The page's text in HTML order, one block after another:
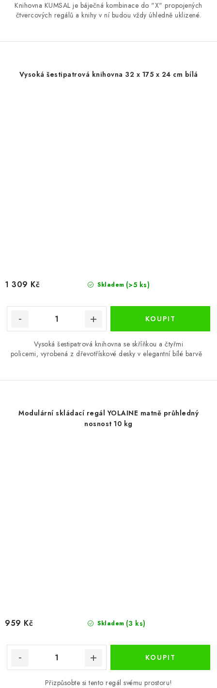
Knihovna KUMSAL je báječná kombinace do "X" propojených
čtvercových regálů a knihy v ní budou vždy úhledně uklizené.
Vysoká šestipatrová knihovna 32 x 175 x 24 cm bílá
Skladem (>5 ks)
1 309 Kč
Vysoká šestipatrová knihovna se skříňkou a čtyřmi
policemi, vyrobená z dřevotřískové desky v elegantní bílé barvě
Modulární skládací regál YOLAINE matně průhledný
nosnost 10 kg
Skladem (3 ks)
959 Kč
Přizpůsobte si tento regál svému prostoru!